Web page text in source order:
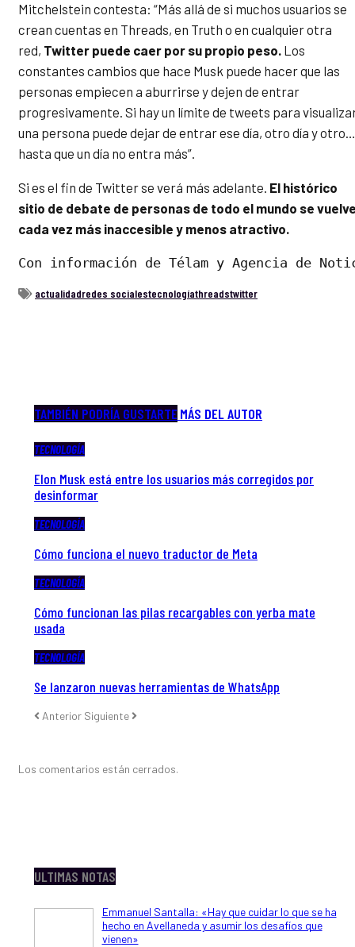
Mitchelstein contesta: “Más allá de si muchos usuarios se
crean cuentas en Threads, en Truth o en cualquier otra
red, Twitter puede caer por su propio peso. Los
constantes cambios que hace Musk puede hacer que las
personas empiecen a aburrirse y dejen de entrar
progresivamente. Si hay un límite de tweets para
una persona puede dejar de entrar ese día, otro día y otro…
hasta que un día no entra más”.
Si es el fin de Twitter se verá más adelante. El histórico
sitio de debate de personas de todo el mundo se
cada vez más inaccesible y menos atractivo.
Con información de Télam y Agencia de
actualidadredes socialestecnologíathreadstwitter
TAMBIÉN PODRÍA GUSTARTE MÁS DEL AUTOR
TECNOLOGÍA
Elon Musk está entre los usuarios más corregidos por
desinformar
TECNOLOGÍA
Cómo funciona el nuevo traductor de Meta
TECNOLOGÍA
Cómo funcionan las pilas recargables con yerba mate
usada
TECNOLOGÍA
Se lanzaron nuevas herramientas de WhatsApp
Anterior Siguiente
Los comentarios están cerrados.
ULTIMAS NOTAS
Emmanuel Santalla: «Hay que cuidar lo que se ha
hecho en Avellaneda y asumir los desafíos que
vienen»